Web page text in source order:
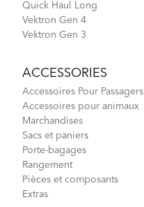
Quick Haul Long
Vektron Gen 4
Vektron Gen 3
ACCESSORIES
Accessoires Pour Passagers
Accessoires pour animaux
Marchandises
Sacs et paniers
Porte-bagages
Rangement
Pièces et composants
Extras